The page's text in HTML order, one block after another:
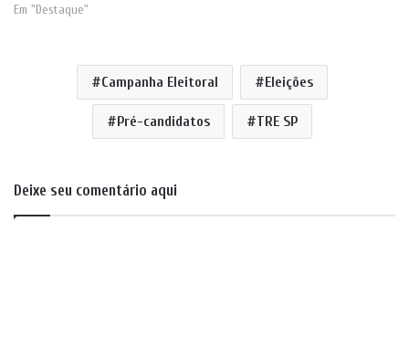
Em "Destaque"
Campanha Eleitoral Eleições
Pré-candidatos TRE SP
Deixe seu comentário aqui